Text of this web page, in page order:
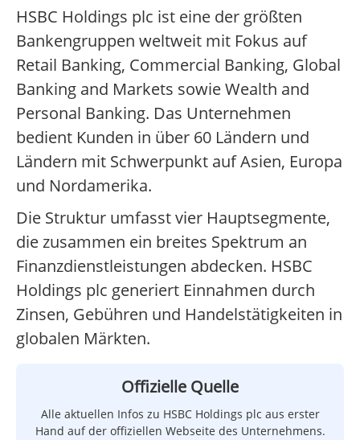
HSBC Holdings plc ist eine der größten
Bankengruppen weltweit mit Fokus auf
Retail Banking, Commercial Banking, Global
Banking and Markets sowie Wealth and
Personal Banking. Das Unternehmen
bedient Kunden in über 60 Ländern und
Ländern mit Schwerpunkt auf Asien, Europa
und Nordamerika.
Die Struktur umfasst vier Hauptsegmente,
die zusammen ein breites Spektrum an
Finanzdienstleistungen abdecken. HSBC
Holdings plc generiert Einnahmen durch
Zinsen, Gebühren und Handelstätigkeiten in
globalen Märkten.
Offizielle Quelle
Alle aktuellen Infos zu HSBC Holdings plc aus erster
Hand auf der offiziellen Webseite des Unternehmens.